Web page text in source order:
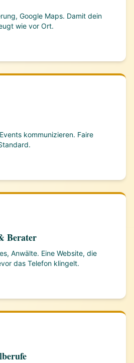
Google Maps. Damit dein
wie vor Ort.
kommunizieren. Faire
Berater
Anwälte. Eine Website, die
das Telefon klingelt.